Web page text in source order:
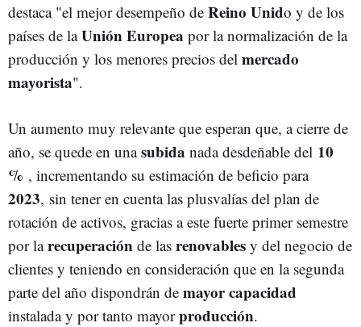
destaca "el mejor desempeño de Reino Unido y de los
países de laUnión Europea por la normalización de la
producción y los menores precios del mercado
mayorista".
Un aumento muy relevante que esperan que, a cierre de
año, se quede en unasubida nada desdeñable del 10
% , incrementando su estimación de beficio para
2023, sin tener en cuenta las plusvalías del plan de
rotación de activos, gracias a este fuerte primer semestre
por larecuperación de las renovables y del negocio de
clientes y teniendo en consideración que en la segunda
parte del año dispondrán de mayor capacidad
instalada y por tanto mayorproducción.